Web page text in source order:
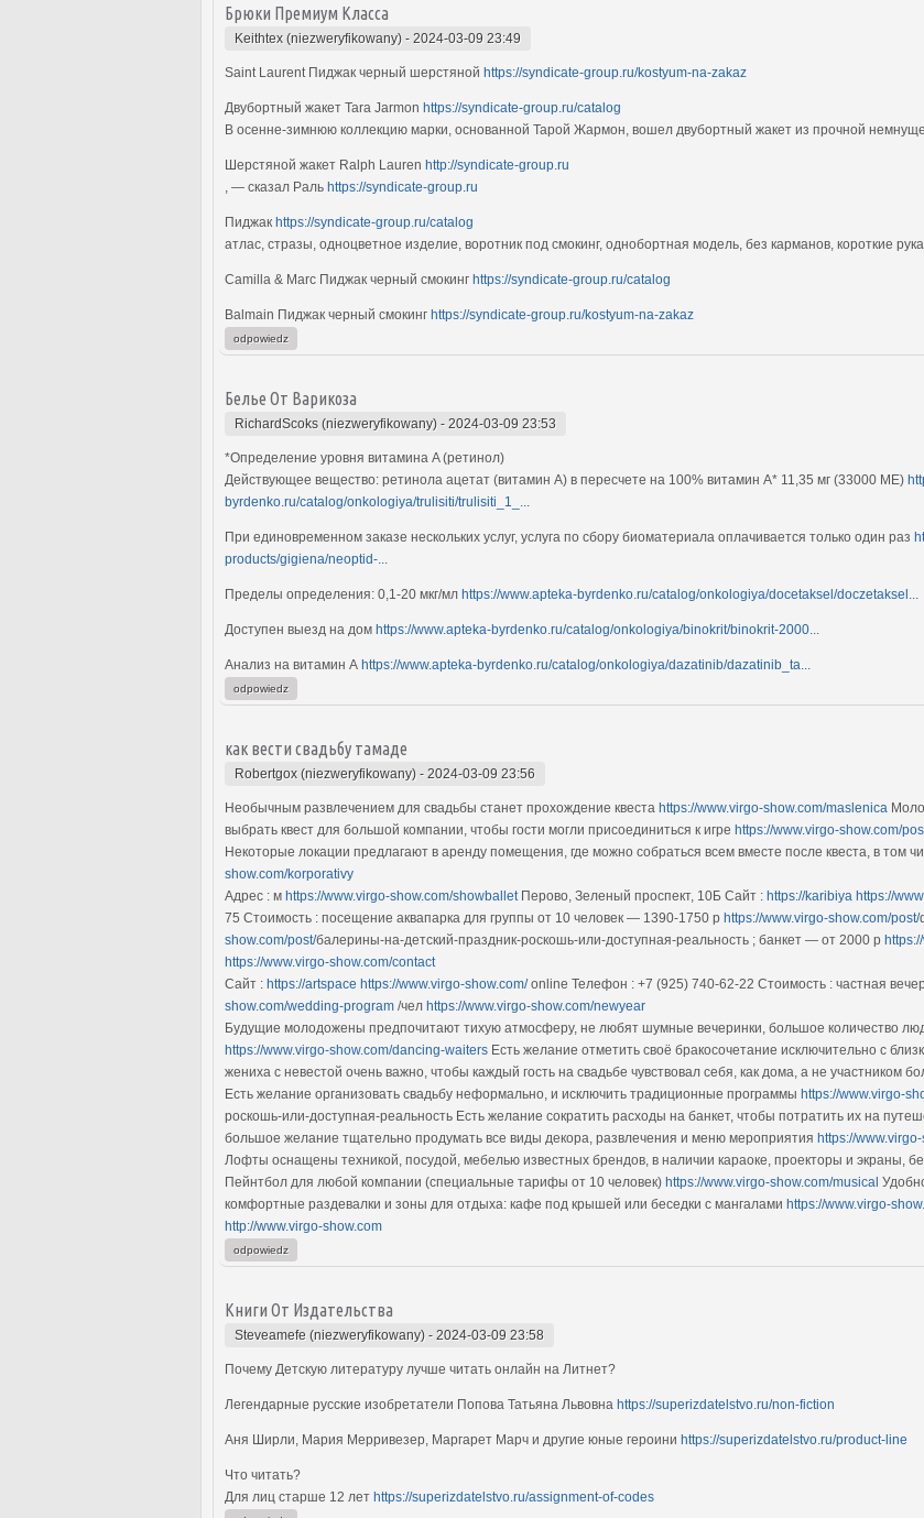
Брюки Премиум Класса
Keithtex (niezweryfikowany) - 2024-03-09 23:49
Saint Laurent Пиджак черный шерстяной https://syndicate-group.ru/kostyum-na-zakaz
Двубортный жакет Tara Jarmon https://syndicate-group.ru/catalog
В осенне-зимнюю коллекцию марки, основанной Тарой Жармон, вошел двубортный жакет из прочной
Шерстяной жакет Ralph Lauren http://syndicate-group.ru
, — сказал Раль https://syndicate-group.ru
Пиджак https://syndicate-group.ru/catalog
атлас, стразы, одноцветное изделие, воротник под смокинг, однобортная модель, без карманов, короткие
Camilla & Marc Пиджак черный смокинг https://syndicate-group.ru/catalog
Balmain Пиджак черный смокинг https://syndicate-group.ru/kostyum-na-zakaz
odpowiedz
Белье От Варикоза
RichardScoks (niezweryfikowany) - 2024-03-09 23:53
*Определение уровня витамина A (ретинол)
Действующее вещество: ретинола ацетат (витамин А) в пересчете на 100% витамин А* 11,35 мг (33000 МЕ)
byrdenko.ru/catalog/onkologiya/trulisiti/trulisiti_1_...
При единовременном заказе нескольких услуг, услуга по сбору биоматериала оплачивается только один раз
products/gigiena/neoptid-...
Пределы определения: 0,1-20 мкг/мл https://www.apteka-byrdenko.ru/catalog/onkologiya/docetaksel/doczetaksel...
Доступен выезд на дом https://www.apteka-byrdenko.ru/catalog/onkologiya/binokrit/binokrit-2000...
Анализ на витамин А https://www.apteka-byrdenko.ru/catalog/onkologiya/dazatinib/dazatinib_ta...
odpowiedz
как вести свадьбу тамаде
Robertgox (niezweryfikowany) - 2024-03-09 23:56
Необычным развлечением для свадьбы станет прохождение квеста https://www.virgo-show.com/maslenica
выбрать квест для большой компании, чтобы гости могли присоединиться к игре https://www.virgo-show.com/
Некоторые локации предлагают в аренду помещения, где можно собраться всем вместе после квеста, в том
show.com/korporativy
Адрес : м https://www.virgo-show.com/showballet Перово, Зеленый проспект, 10Б Сайт : https://karibiya https://
75 Стоимость : посещение аквапарка для группы от 10 человек — 1390-1750 р https://www.virgo-show.com/post/
show.com/post/балерины-на-детский-праздник-роскошь-или-доступная-реальность ; банкет — от 2000 р
https://www.virgo-show.com/contact
Сайт : https://artspace https://www.virgo-show.com/online Телефон : +7 (925) 740-62-22 Стоимость : частная
show.com/wedding-program /чел https://www.virgo-show.com/newyear
Будущие молодожены предпочитают тихую атмосферу, не любят шумные вечеринки, большое количество
https://www.virgo-show.com/dancing-waiters Есть желание отметить своё бракосочетание исключительно с
жениха с невестой очень важно, чтобы каждый гость на свадьбе чувствовал себя, как дома, а не участником
Есть желание организовать свадьбу неформально, и исключить традиционные программы https://www.virgo-
роскошь-или-доступная-реальность Есть желание сократить расходы на банкет, чтобы потратить их на
большое желание тщательно продумать все виды декора, развлечения и меню мероприятия https://
Лофты оснащены техникой, посудой, мебелью известных брендов, в наличии караоке, проекторы и экраны,
Пейнтбол для любой компании (специальные тарифы от 10 человек) https://www.virgo-show.com/musical
комфортные раздевалки и зоны для отдыха: кафе под крышей или беседки с мангалами https://www.virgo-
http://www.virgo-show.com
odpowiedz
Книги От Издательства
Steveamefe (niezweryfikowany) - 2024-03-09 23:58
Почему Детскую литературу лучше читать онлайн на Литнет?
Легендарные русские изобретатели Попова Татьяна Львовна https://superizdatelstvo.ru/non-fiction
Аня Ширли, Мария Мерривезер, Маргарет Марч и другие юные героини https://superizdatelstvo.ru/product-line
Что читать?
Для лиц старше 12 лет https://superizdatelstvo.ru/assignment-of-codes